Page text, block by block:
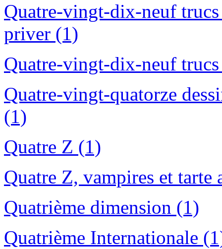
Quatre-vingt-dix-neuf trucs
priver (1)
Quatre-vingt-dix-neuf
Quatre-vingt-quatorze
(1)
Quatre Z (1)
Quatre Z, vampires et tarte
Quatrième dimension (1)
Quatrième Internationale